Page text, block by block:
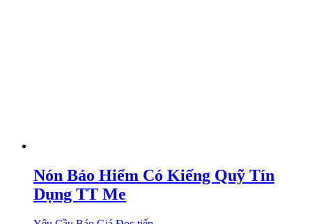
Nón Bảo Hiểm Có Kiếng Quỹ Tín
Dụng TT Me